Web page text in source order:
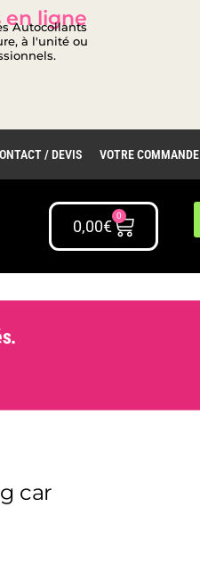
en ligne
Autocollants
à l'unité ou
/ DEVIS VOTRE COMMANDE
0,00€
0
car